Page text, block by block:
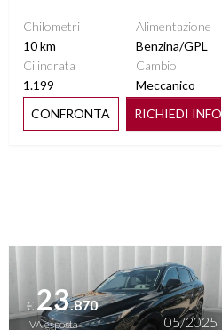
Chilometri
10 km
Alimentazione
Benzina/GPL
Cilindrata
1.199
Cambio
Meccanico
CONFRONTA
RICHIEDI INFO
Vedi dettagli
€23.870
IVA esposta 05/2025